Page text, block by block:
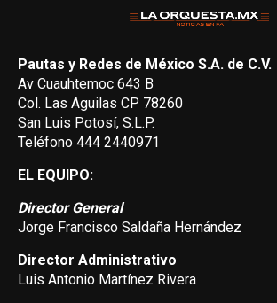
Pautas y Redes de México S.A. de C.V.
Av Cuauhtemoc 643 B
Col. Las Aguilas CP 78260
San Luis Potosí, S.L.P.
Teléfono 444 2440971
EL EQUIPO:
Director General
Jorge Francisco Saldaña Hernández
Director Administrativo
Luis Antonio Martínez Rivera